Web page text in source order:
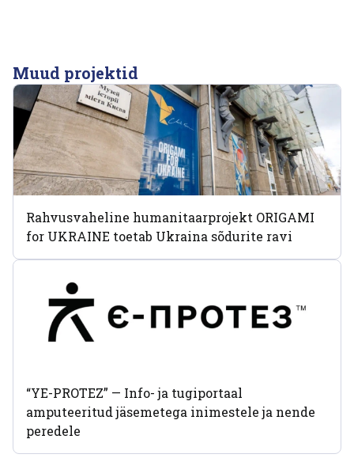
Muud projektid
Rahvusvaheline humanitaarprojekt ORIGAMI
for UKRAINE toetab Ukraina sõdurite ravi
“YE-PROTEZ” — Info- ja tugiportaal
amputeeritud jäsemetega inimestele ja nende
peredele